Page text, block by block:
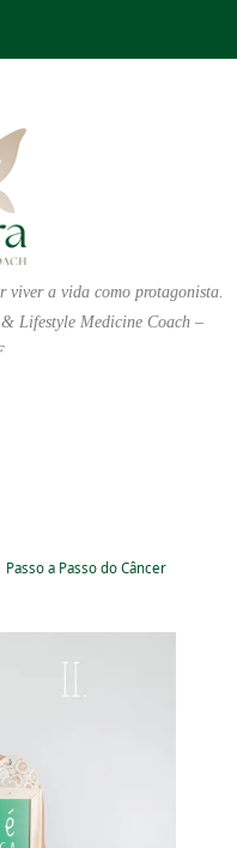
viver a vida como protagonista.
Lifestyle Medicine Coach –
Passo a Passo do Câncer